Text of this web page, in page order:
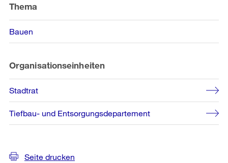
Thema
Bauen
Organisationseinheiten
Stadtrat
Tiefbau- und Entsorgungsdepartement
Seite drucken